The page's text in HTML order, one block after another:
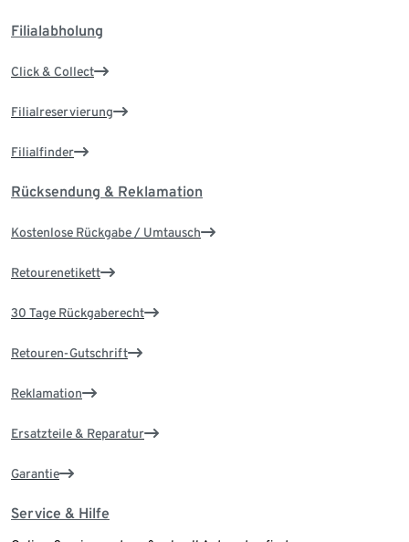
Filialabholung
Click & Collect
Filialreservierung
Filialfinder
Rücksendung & Reklamation
Kostenlose Rückgabe / Umtausch
Retourenetikett
30 Tage Rückgaberecht
Retouren-Gutschrift
Reklamation
Ersatzteile & Reparatur
Garantie
Service & Hilfe